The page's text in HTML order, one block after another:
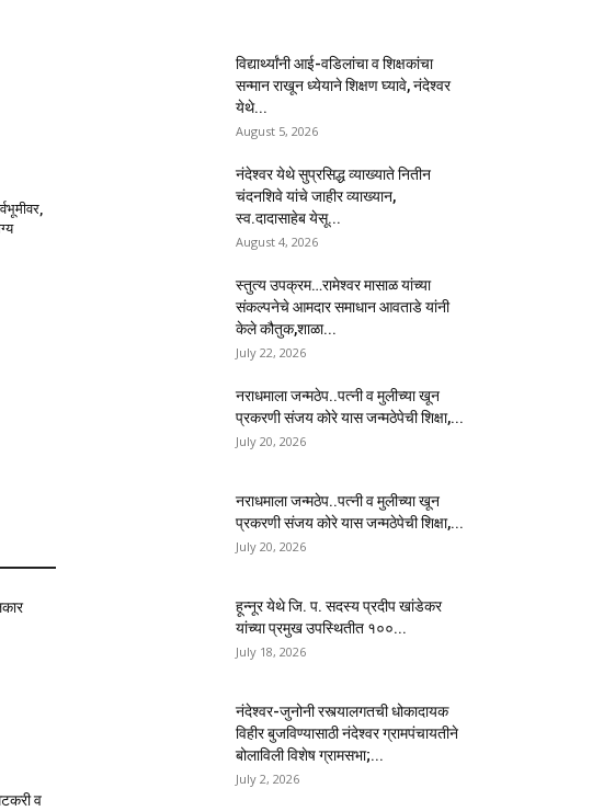
व
विद्यार्थ्यांनी आई-वडिलांचा व शिक्षकांचा
सन्मान राखून ध्येयाने शिक्षण घ्यावे, नंदेश्वर
येथे...
August 5, 2026
नंदेश्वर येथे सुप्रसिद्ध व्याख्याते नितीन
चंदनशिवे यांचे जाहीर व्याख्यान,
स्व.दादासाहेब येसू...
August 4, 2026
स्तुत्य उपक्रम…रामेश्वर मासाळ यांच्या
संकल्पनेचे आमदार समाधान आवताडे यांनी
केले कौतुक,शाळा...
July 22, 2026
नराधमाला जन्मठेप..पत्नी व मुलीच्या खून
प्रकरणी संजय कोरे यास जन्मठेपेची शिक्षा,...
July 20, 2026
नराधमाला जन्मठेप..पत्नी व मुलीच्या खून
प्रकरणी संजय कोरे यास जन्मठेपेची शिक्षा,...
July 20, 2026
हून्नूर येथे जि. प. सदस्य प्रदीप खांडेकर
यांच्या प्रमुख उपस्थितीत १००...
July 18, 2026
नंदेश्वर-जुनोनी रस्त्यालगतची धोकादायक
विहीर बुजविण्यासाठी नंदेश्वर ग्रामपंचायतीने
बोलाविली विशेष ग्रामसभा;...
July 2, 2026